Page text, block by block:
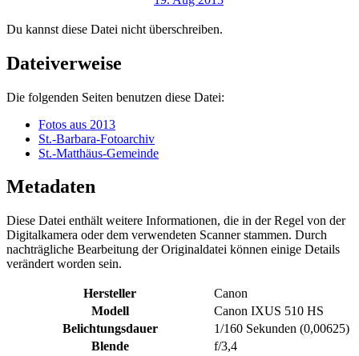
Du kannst diese Datei nicht überschreiben.
Dateiverweise
Die folgenden Seiten benutzen diese Datei:
Fotos aus 2013
St.-Barbara-Fotoarchiv
St.-Matthäus-Gemeinde
Metadaten
Diese Datei enthält weitere Informationen, die in der Regel von der
Digitalkamera oder dem verwendeten Scanner stammen. Durch
nachträgliche Bearbeitung der Originaldatei können einige Details
verändert worden sein.
Hersteller
Canon
Modell
Canon IXUS 510 HS
Belichtungsdauer
1/160 Sekunden (0,00625)
Blende
f/3,4